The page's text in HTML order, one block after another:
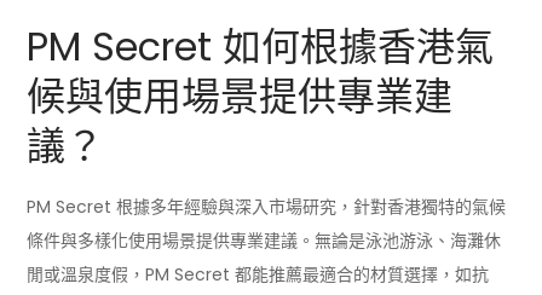
PM Secret 如何根據香港氣
候與使用場景提供專業建
議？
PM Secret 根據多年經驗與深入市場研究，針對香港獨特的氣候
條件與多樣化使用場景提供專業建議。無論是泳池游泳、海灘休
閒或溫泉度假，PM Secret 都能推薦最適合的材質選擇，如抗